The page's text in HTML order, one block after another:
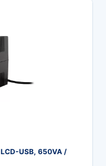
USB, 650VA /